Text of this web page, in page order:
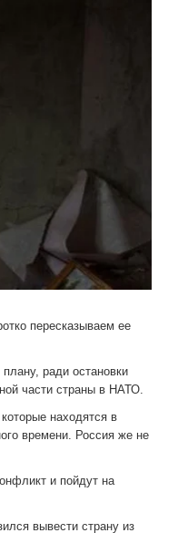
пересказываем ее
ради остановки
части страны в НАТО.
находятся в
времени. Россия же не
и пойдут на
вывести страну из